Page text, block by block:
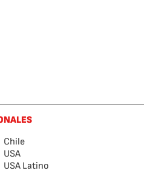
Chile
USA
USA Latino